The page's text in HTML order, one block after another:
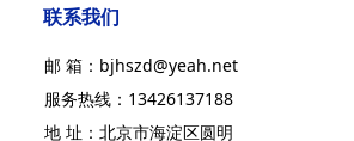
邮 箱：bjhszd@yeah.net
服务热线：13426137188
地 址：北京市海淀区圆明
联系我们